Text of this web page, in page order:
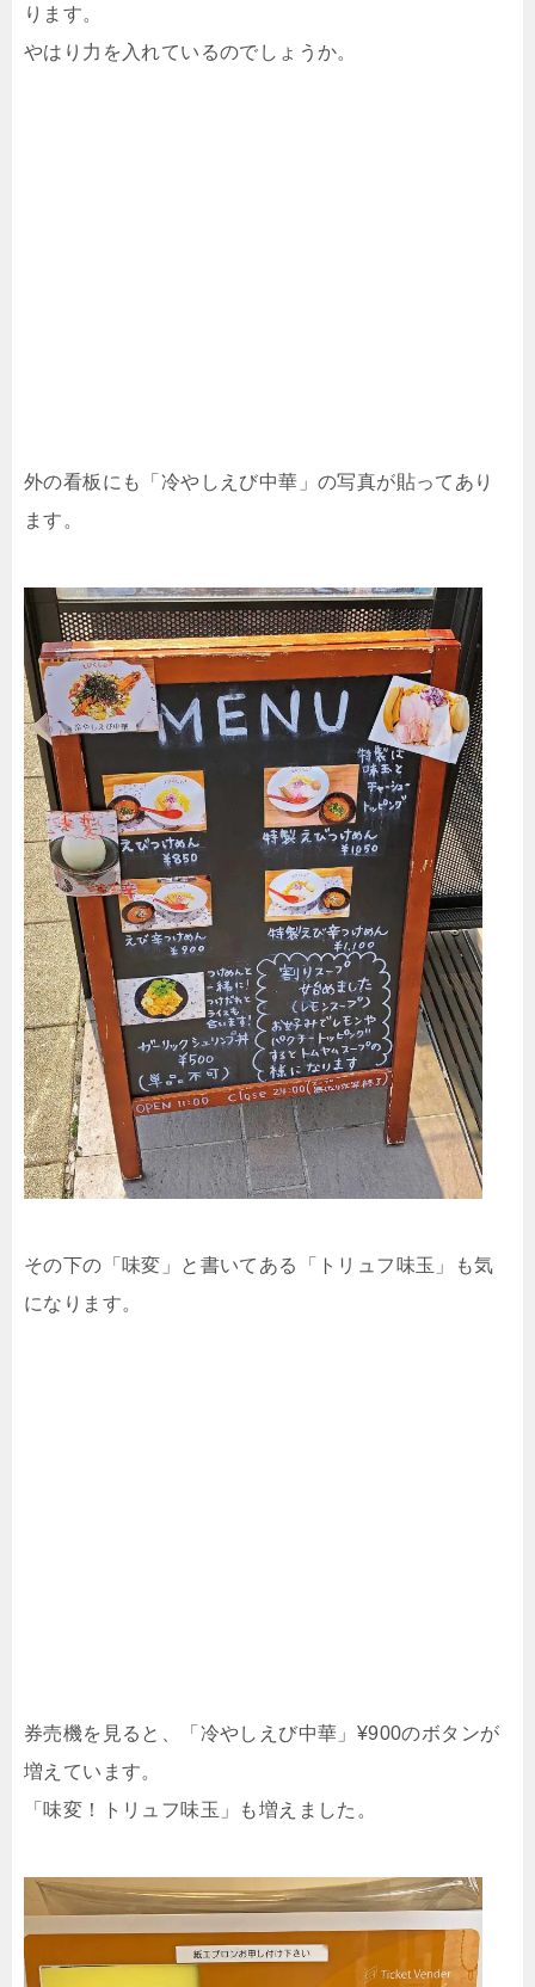
ります。
やはり力を入れているのでしょうか。
外の看板にも「冷やしえび中華」の写真が貼ってあり
ます。
その下の「味変」と書いてある「トリュフ味玉」も気
になります。
券売機を見ると、「冷やしえび中華」¥900のボタンが
増えています。
「味変！トリュフ味玉」も増えました。